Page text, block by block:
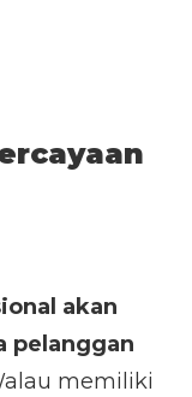
akan
pelanggan
memiliki